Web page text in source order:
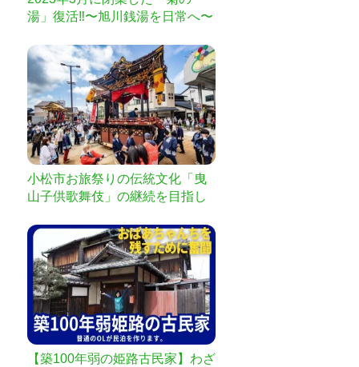
湯」復活‼︎〜旭川銭湯を日常へ〜
小松市お旅祭りの伝統文化「曳
山子供歌舞伎」の継続を目指し
【築100年弱の姫路古民家】わざ